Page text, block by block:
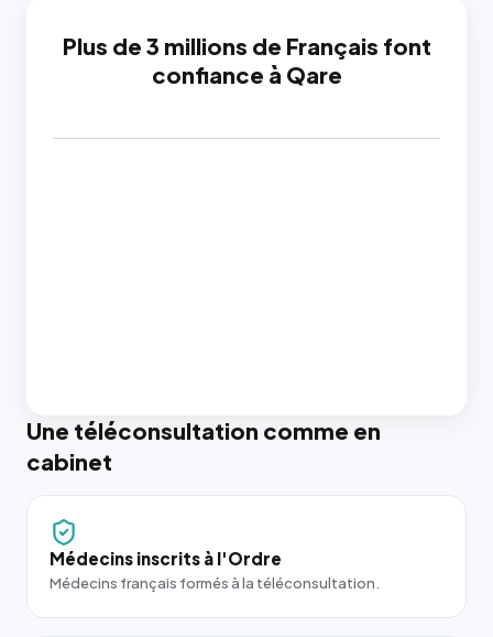
Plus de 3 millions de Français font
confiance à Qare
Une téléconsultation comme en
cabinet
Médecins inscrits à l'Ordre
Médecins français formés à la téléconsultation.